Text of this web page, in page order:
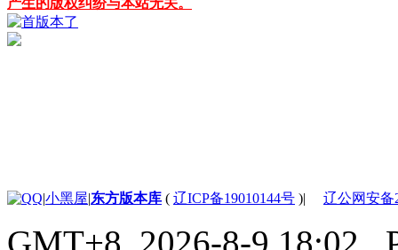
|小黑屋|东方版本库 ( 辽ICP备19010144号 )| 辽公网安备
GMT+8, 2026-8-9 18:02 ,